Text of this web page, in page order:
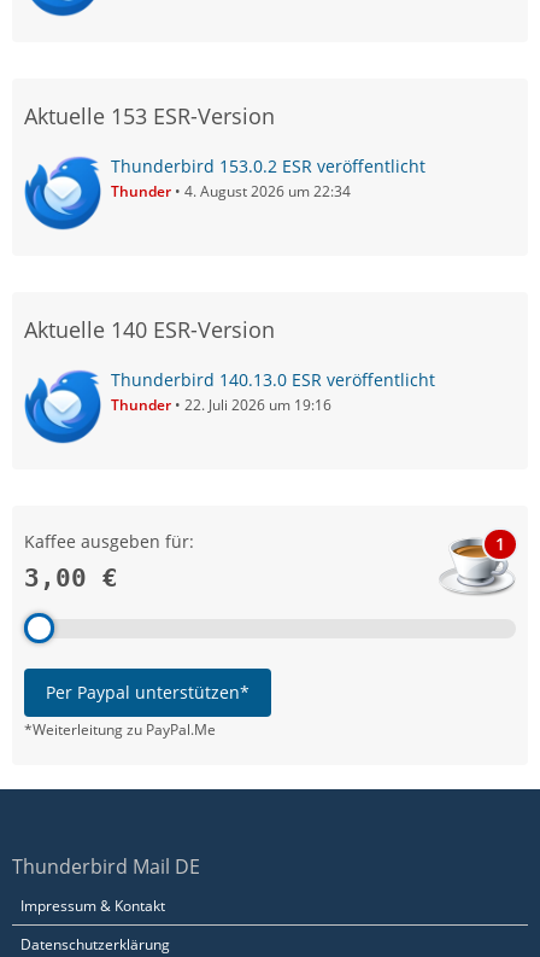
Aktuelle 153 ESR-Version
Thunderbird 153.0.2 ESR veröffentlicht
Thunder 4. August 2026 um 22:34
Aktuelle 140 ESR-Version
Thunderbird 140.13.0 ESR veröffentlicht
Thunder 22. Juli 2026 um 19:16
Kaffee ausgeben für:
3,00 €
1
Per Paypal unterstützen*
*Weiterleitung zu PayPal.Me
Thunderbird Mail DE
Impressum & Kontakt
Datenschutzerklärung